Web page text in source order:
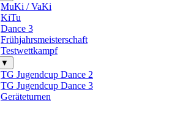
MuKi / VaKi
KiTu
Dance 3
Frühjahrsmeisterschaft
Testwettkampf
▼
TG Jugendcup Dance 2
TG Jugendcup Dance 3
Geräteturnen